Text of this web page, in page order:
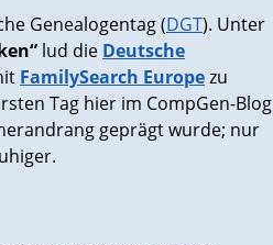
Genealogentag (DGT). Unter
lud die Deutsche
FamilySearch Europezu
Tag hier im CompGen-Blog
geprägt wurde; nur